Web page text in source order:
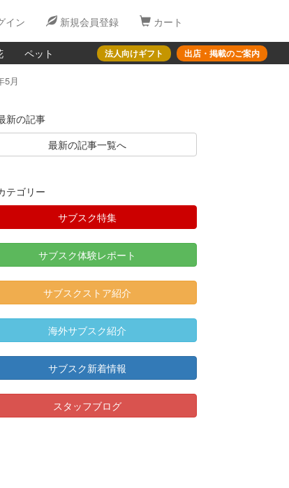
イン 新規会員登録 カート
ペット 法人向けギフト 出店・掲載のご案内
5月
新の記事
最新の記事一覧へ
テゴリー
サブスク特集
サブスク体験レポート
サブスクストア紹介
海外サブスク紹介
サブスク新着情報
スタッフブログ